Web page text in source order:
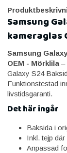
Samsung
kameraglas
Samsung
OEM - Mörklila –
Galaxy S24
Funktionstestad
livstidsgaranti.
Det här ingår
Baksida i
Inkl. tejp
Anpassad